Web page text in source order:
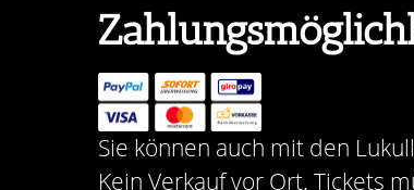
Sie können auch mit den
Kein Verkauf vor Ort. Tickets